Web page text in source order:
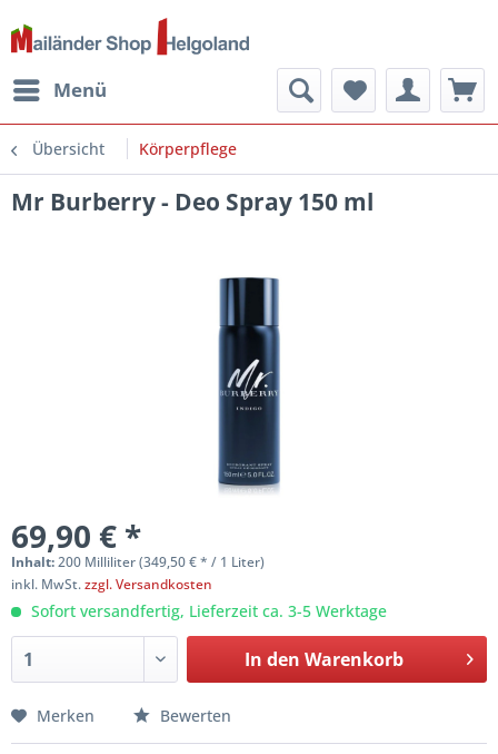
Menü
Übersicht Körperpflege
Mr Burberry - Deo Spray 150 ml
69,90 € *
Inhalt:200 Milliliter (349,50 € * / 1 Liter)
inkl. MwSt.zzgl. Versandkosten
Sofort versandfertig, Lieferzeit ca. 3-5 Werktage
In den Warenkorb
Merken Bewerten